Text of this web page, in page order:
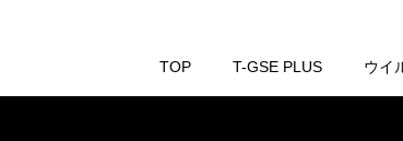
TOP T-GSE PLUS ウイ